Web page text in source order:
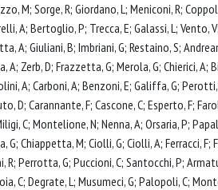
M; Sorge, R; Giordano, L; Meniconi, R;
A; Bertoglio, P; Trecca, E; Galassi, L;
A; Giuliani, B; Imbriani, G; Restaino, S;
Zerb, D; Frazzetta, G; Merola, G; Chierici, A;
A; Carboni, A; Benzoni, E; Galiffa, G;
D; Carannante, F; Cascone, C; Esperto, F;
C; Montelione, N; Nenna, A; Orsaria, P;
Chiappetta, M; Ciolli, G; Ciolli, A; Ferracci, F;
Perrotta, G; Puccioni, C; Santocchi, P;
C; Degrate, L; Musumeci, G; Palopoli, C;